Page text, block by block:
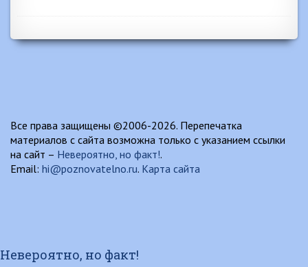
Все права защищены ©2006-2026. Перепечатка
материалов с сайта возможна только с указанием ссылки
на сайт – Невероятно, но факт!.
Email: hi@poznovatelno.ru. Карта сайта
Невероятно, но факт!